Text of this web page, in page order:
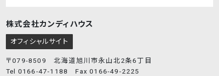
株式会社カンディハウス
オフィシャルサイト
〒079-8509 北海道旭川市永山北2条6丁目
Tel 0166-47-1188 Fax 0166-49-2225